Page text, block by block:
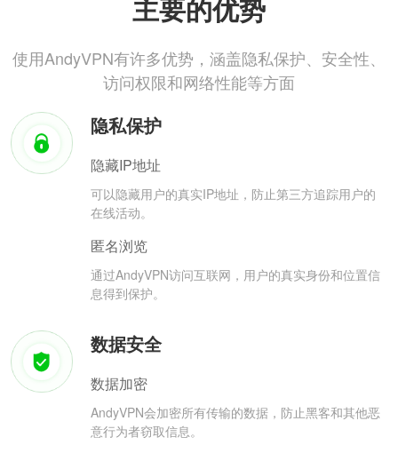
主要的优势
使用AndyVPN有许多优势，涵盖隐私保护、安全性、
访问权限和网络性能等方面
隐私保护
隐藏IP地址
可以隐藏用户的真实IP地址，防止第三方追踪用户的
在线活动。
匿名浏览
通过AndyVPN访问互联网，用户的真实身份和位置信
息得到保护。
数据安全
数据加密
AndyVPN会加密所有传输的数据，防止黑客和其他恶
意行为者窃取信息。